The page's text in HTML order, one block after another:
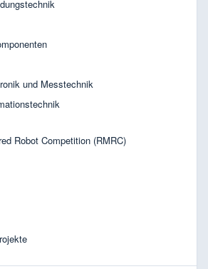
und Messtechnik
Robot Competition (RMRC)